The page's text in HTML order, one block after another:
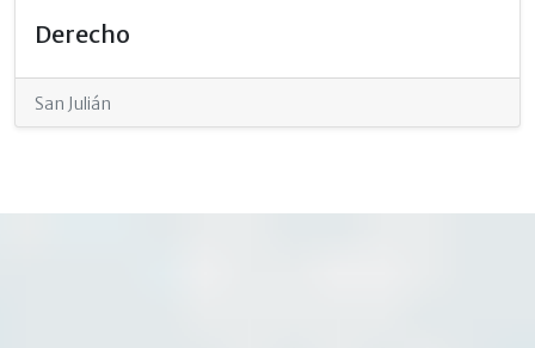
Derecho
San Julián